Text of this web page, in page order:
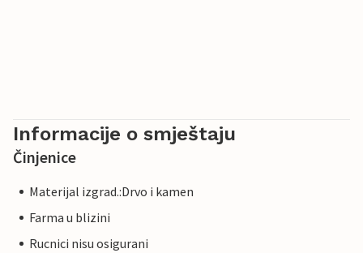
Informacije o smještaju
Činjenice
Materijal izgrad.:Drvo i kamen
Farma u blizini
Rucnici nisu osigurani